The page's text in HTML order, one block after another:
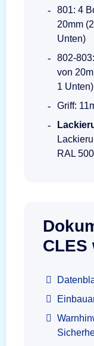
801: 4
20mm
Unten)
802-
von
1 Unten)
Griff:
RAL
CLES